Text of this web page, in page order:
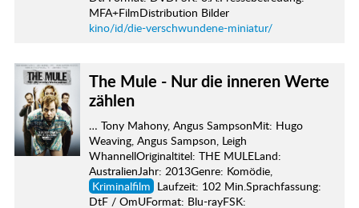
MFA+FilmDistribution Bilder
kino/id/die-verschwundene-miniatur/
The Mule - Nur die inneren Werte
zählen
… Tony Mahony, Angus SampsonMit: Hugo
Weaving, Angus Sampson, Leigh
WhannellOriginaltitel: THE MULELand:
AustralienJahr: 2013Genre: Komödie,
Kriminalfilm Laufzeit: 102 Min.Sprachfassung:
DtF / OmUFormat: Blu-rayFSK: